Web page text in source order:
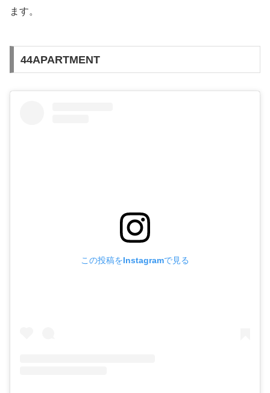
ます。
44APARTMENT
この投稿をInstagramで見る